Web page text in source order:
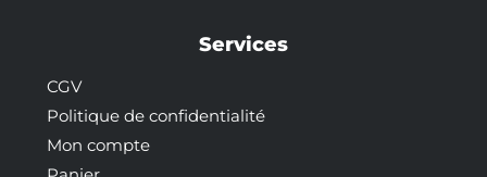
Services
CGV
Politique de confidentialité
Mon compte